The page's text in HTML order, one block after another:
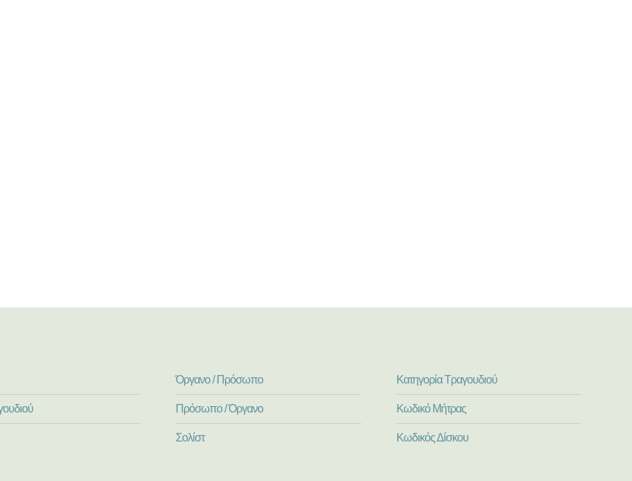
Όργανο / Πρόσωπο
Πρόσωπο / Όργανο
Σολίστ
Κατηγορία Τραγουδιού
Κωδικό Μήτρας
Κωδικός Δίσκου